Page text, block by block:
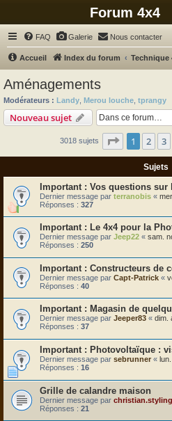
Forum 4x4
FAQ Galerie Nous contacter
Accueil Index du forum Technique
Aménagements
Modérateurs : Landy Merou louche tprangy
Nouveau sujet
3018 sujets Page 1sur
1 2 3
Sujets
Vos questions sur
Dernier message par terranobis «
Réponses : 327
Le 4x4 pour la
Dernier message par Jeep22 « sam.
Réponses : 250
Constructeurs de
Dernier message par Capt-Patrick «
Réponses : 40
Magasin de
Dernier message par Jeeper83 « dim.
Réponses : 37
Photovoltaïque :
Dernier message par sebrunner «
Réponses : 16
Grille de calandre maison
Dernier message par christian.styling
Réponses : 21